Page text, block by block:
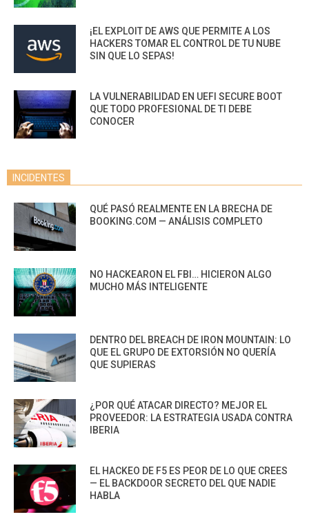
¡EL EXPLOIT DE AWS QUE PERMITE A LOS
HACKERS TOMAR EL CONTROL DE TU NUBE
SIN QUE LO SEPAS!
LA VULNERABILIDAD EN UEFI SECURE BOOT
QUE TODO PROFESIONAL DE TI DEBE
CONOCER
INCIDENTES
QUÉ PASÓ REALMENTE EN LA BRECHA DE
BOOKING.COM — ANÁLISIS COMPLETO
NO HACKEARON EL FBI… HICIERON ALGO
MUCHO MÁS INTELIGENTE
DENTRO DEL BREACH DE IRON MOUNTAIN: LO
QUE EL GRUPO DE EXTORSIÓN NO QUERÍA
QUE SUPIERAS
¿POR QUÉ ATACAR DIRECTO? MEJOR EL
PROVEEDOR: LA ESTRATEGIA USADA CONTRA
IBERIA
EL HACKEO DE F5 ES PEOR DE LO QUE CREES
— EL BACKDOOR SECRETO DEL QUE NADIE
HABLA